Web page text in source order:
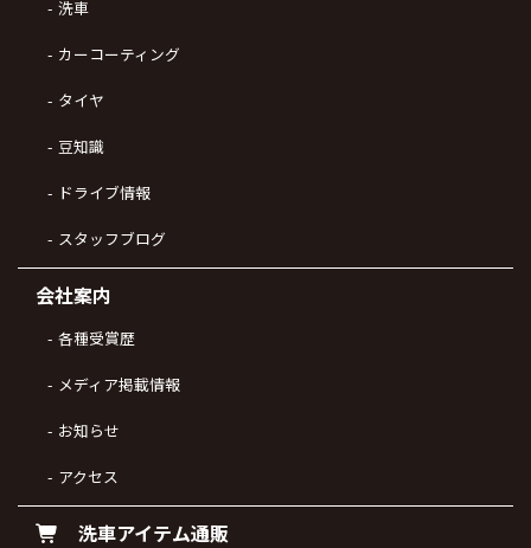
洗車
カーコーティング
タイヤ
豆知識
ドライブ情報
スタッフブログ
会社案内
各種受賞歴
メディア掲載情報
お知らせ
アクセス
洗車アイテム通販